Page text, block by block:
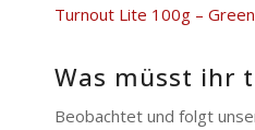
Turnout Lite 100g –
Was müsst ihr
Beobachtet und folgt